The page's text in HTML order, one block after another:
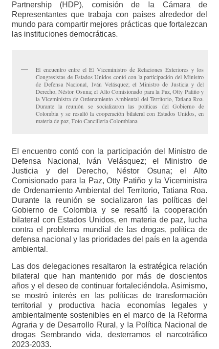
Partnership (HDP), comisión de la Cámara de
Representantes que trabaja con países alrededor del
mundo para compartir mejores prácticas que fortalezcan
las instituciones democráticas.
El encuentro entre el El Viceministro de Relaciones Exteriores y los
Congresistas de Estados Unidos contó con la participación del Ministro
de Defensa Nacional, Iván Velásquez; el Ministro de Justicia y del
Derecho, Néstor Osuna; el Alto Comisionado para la Paz, Otty Patiño y
la Viceministra de Ordenamiento Ambiental del Territorio, Tatiana Roa.
Durante la reunión se socializaron las políticas del Gobierno de
Colombia y se resaltó la cooperación bilateral con Estados Unidos, en
materia de paz, Foto Cancilleria Colombiana
El encuentro contó con la participación del Ministro de
Defensa Nacional, Iván Velásquez; el Ministro de
Justicia y del Derecho, Néstor Osuna; el Alto
Comisionado para la Paz, Otty Patiño y la Viceministra
de Ordenamiento Ambiental del Territorio, Tatiana Roa.
Durante la reunión se socializaron las políticas del
Gobierno de Colombia y se resaltó la cooperación
bilateral con Estados Unidos, en materia de paz, lucha
contra el problema mundial de las drogas, política de
defensa nacional y las prioridades del país en la agenda
ambiental.
Las dos delegaciones resaltaron la estratégica relación
bilateral que han mantenido por más de doscientos
años y el deseo de continuar fortaleciéndola. Asimismo,
se mostró interés en las políticas de transformación
territorial y productiva hacia economías legales y
ambientalmente sostenibles en el marco de la Reforma
Agraria y de Desarrollo Rural, y la Política Nacional de
drogas Sembrando vida, desterramos el narcotráfico
2023-2033.